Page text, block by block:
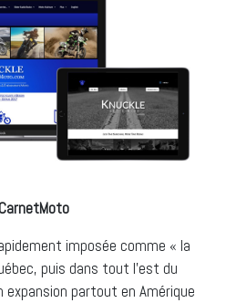
imposée comme « la
puis dans tout l’est du
partout en Amérique